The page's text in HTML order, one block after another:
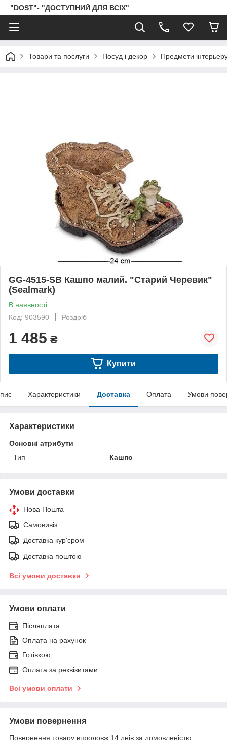
"DOST"- "ДОСТУПНИЙ ДЛЯ ВСІХ"
Товари та послуги Посуд і декор Предмети
GG-4515-SB Кашпо малий. "Старий Черевик"
(Sealmark)
В наявності
Код: 903590
Роздріб
1 485 ₴
Купити
Характеристики Доставка Оплата Умови
Характеристики
Основні атрибути
Тип
Кашпо
Умови доставки
Нова Пошта
Самовивіз
Доставка кур'єром
Доставка поштою
Всі умови доставки
Умови оплати
Післяплата
Оплата на рахунок
Готівкою
Оплата за реквізитами
Всі умови оплати
Умови повернення
Повернення товару впродовж 14 днів за домовленістю